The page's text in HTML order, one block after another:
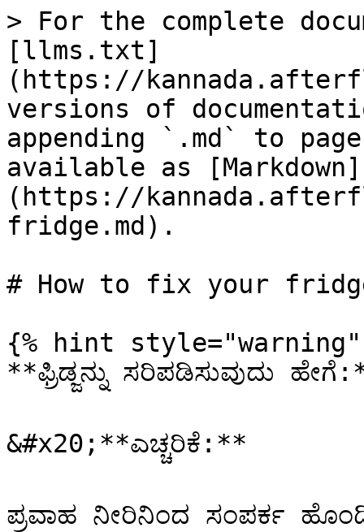
> For the complete
[llms.txt]
(https://
versions of
appending `.md` to
available as [Markdown]
(https://
fridge.md).
# How to fix your
{% hint style="warning"
**ಫ್ರಿಡ್ಜನ್ನು ಸರಿಪಡಿಸುವುದು
&#x20;**ಎಚ್ಚರಿಕೆ:**
ಪ್ರವಾಹ ನೀರಿನಿಂದ ಸಂಪರ್ಕ